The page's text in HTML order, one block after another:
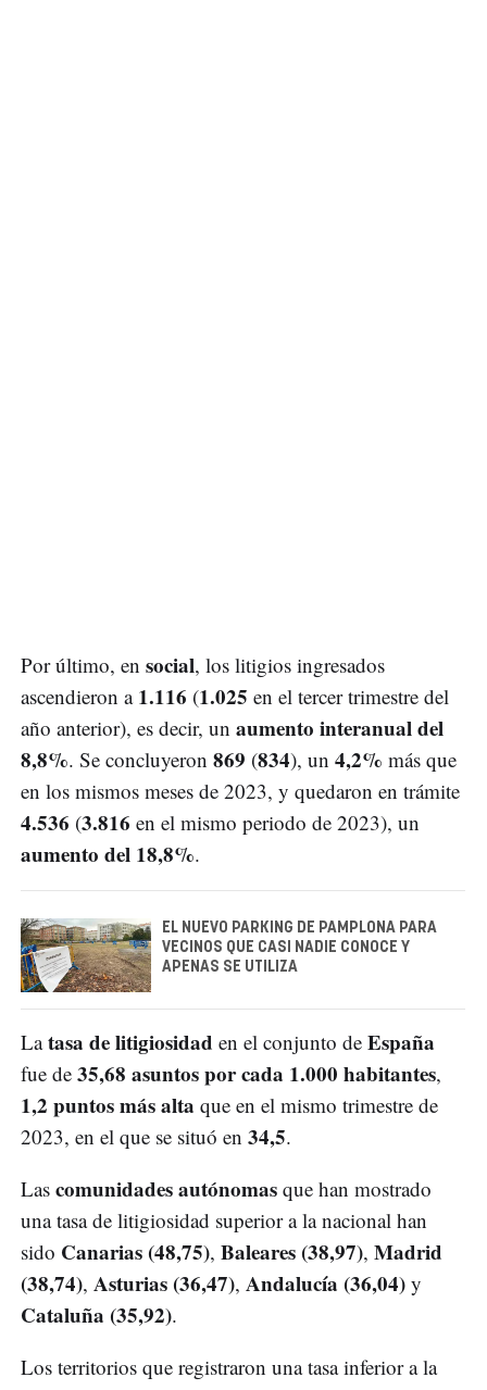
Por último, en social, los litigios ingresados
ascendieron a 1.116 (1.025 en el tercer trimestre del
año anterior), es decir, un aumento interanual del
8,8%. Se concluyeron 869 (834), un 4,2% más que
en los mismos meses de 2023, y quedaron en trámite
4.536 (3.816 en el mismo periodo de 2023), un
aumento del 18,8%.
EL NUEVO PARKING DE PAMPLONA PARA
VECINOS QUE CASI NADIE CONOCE Y
APENAS SE UTILIZA
Latasa de litigiosidad en el conjunto de España
fue de 35,68 asuntos por cada 1.000 habitantes,
1,2 puntos más alta que en el mismo trimestre de
2023, en el que se situó en 34,5.
Las comunidades autónomas que han mostrado
una tasa de litigiosidad superior a la nacional han
sido Canarias (48,75), Baleares (38,97), Madrid
(38,74), Asturias (36,47), Andalucía (36,04) y
Cataluña (35,92).
Los territorios que registraron una tasa inferior a la